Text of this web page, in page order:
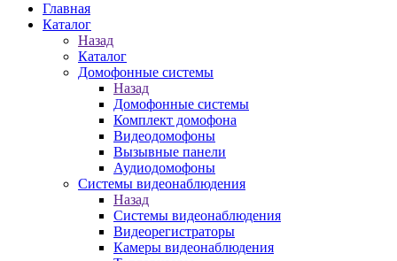
Главная
Каталог
Назад
Каталог
Домофонные системы
Назад
Домофонные системы
Комплект домофона
Видеодомофоны
Вызывные панели
Аудиодомофоны
Системы видеонаблюдения
Назад
Системы видеонаблюдения
Видеорегистраторы
Камеры видеонаблюдения